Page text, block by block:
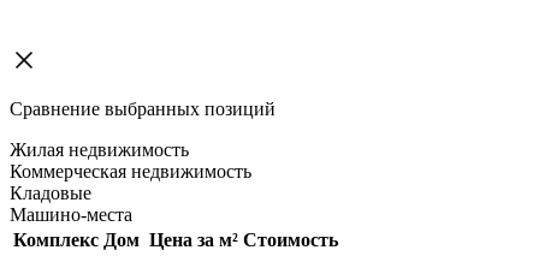
Сравнение выбранных позиций
Жилая недвижимость
Коммерческая недвижимость
Кладовые
Машино-места
Комплекс Дом Цена за м² Стоимость